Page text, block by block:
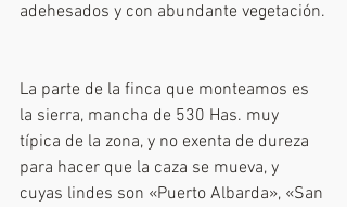
adehesados y con abundante vegetación.
La parte de la finca que monteamos es
la sierra, mancha de 530 Has. muy
típica de la zona, y no exenta de dureza
para hacer que la caza se mueva, y
cuyas lindes son «Puerto Albarda», «San